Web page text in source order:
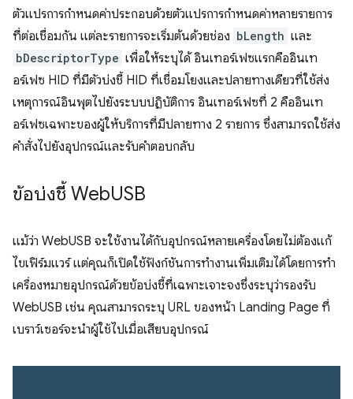
ตัวแปรการกําหนดค่าประกอบด้วยตัวแปรการกําหนดค่าหลายรายการ
ที่ต่อเชื่อมกัน แต่ละรายการจะเริ่มต้นด้วยช่อง bLength และ
bDescriptorType เพื่อให้ระบุได้ อินเทอร์เฟซแรกคืออินเท
อร์เฟซ HID ที่มีตัวบ่งชี้ HID ที่เชื่อมโยงและปลายทางเดียวที่ใช้ส่ง
เหตุการณ์อินพุตไปยังระบบปฏิบัติการ อินเทอร์เฟซที่ 2 คืออินเท
อร์เฟซเฉพาะของผู้ให้บริการที่มีปลายทาง 2 รายการ ซึ่งสามารถใช้ส่ง
คําสั่งไปยังอุปกรณ์และรับคําตอบกลับ
ข้อบ่งชี้ WebUSB
แม้ว่า WebUSB จะใช้งานได้กับอุปกรณ์หลายเครื่องโดยไม่ต้องแก้
ไขเฟิร์มแวร์ แต่คุณก็เปิดใช้ฟังก์ชันการทำงานเพิ่มเติมได้โดยการทำ
เครื่องหมายอุปกรณ์ด้วยข้อบ่งชี้ที่เฉพาะเจาะจงซึ่งระบุว่ารองรับ
WebUSB เช่น คุณสามารถระบุ URL ของหน้า Landing Page ที่
เบราว์เซอร์จะนําผู้ใช้ไปเมื่อเสียบอุปกรณ์